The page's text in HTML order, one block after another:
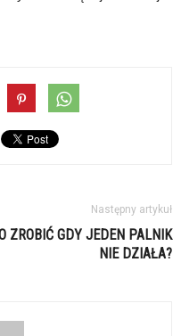
Następny artykuł
ZROBIĆ GDY JEDEN PALNIK
NIE DZIAŁA?